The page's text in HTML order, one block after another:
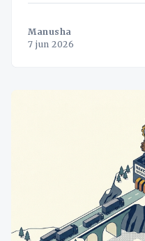
Manusha
7 jun 2026